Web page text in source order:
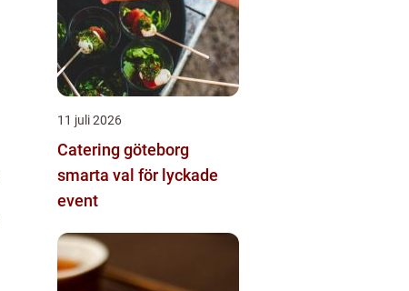
11 juli 2026
Catering göteborg
smarta val för lyckade
event